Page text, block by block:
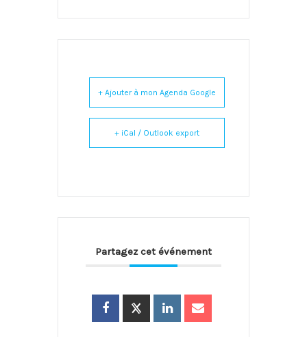
+ Ajouter à mon Agenda Google
+ iCal / Outlook export
Partagez cet événement